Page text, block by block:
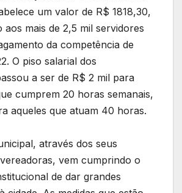
um valor de R$ 1818,30,
aos mais de 2,5 mil servidores
da competência de
O piso salarial dos
a ser de R$ 2 mil para
cumprem 20 horas semanais,
aqueles que atuam 40 horas.
através dos seus
vem cumprindo o
de dar grandes